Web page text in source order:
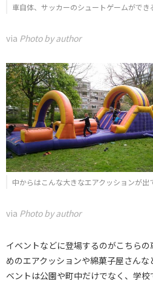
車自体、サッカーのシュートゲームができ
via Photo by author
中からはこんな大きなエアクッションが出
via Photo by author
イベントなどに登場するのがこちら
めのエアクッションや綿菓子屋さん
ベントは公園や町中だけでなく、学校